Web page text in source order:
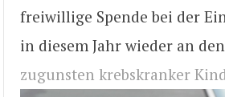
freiwillige Spende bei der
in diesem Jahr wieder an den
zugunsten krebskranker